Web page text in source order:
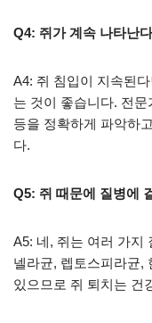
Q4: 쥐가 계속 나타난
A4: 쥐 침입이 지속된
는 것이 좋습니다. 전
등을 정확하게 파악하
다.
Q5: 쥐 때문에 질병에
A5: 네, 쥐는 여러 가지
넬라균, 렙토스피라균,
있으므로 쥐 퇴치는 건